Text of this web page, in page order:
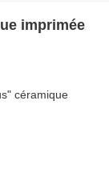
imprimée